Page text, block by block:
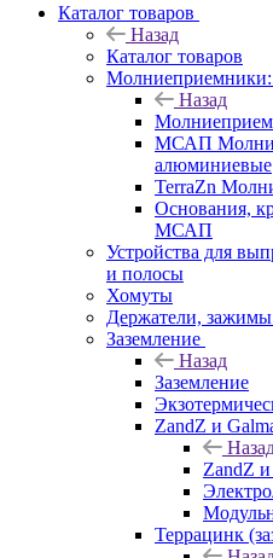
Каталог товаров
Назад
Каталог товаров
Молниеприемники:
Назад
МСАП
алюминиевые
TerraZn
Основания,
МСАП
Устройства для
и полосы
Хомуты
Держатели,
Заземление
Назад
Заземление
ZandZ и
ZandZ и
Террацинк